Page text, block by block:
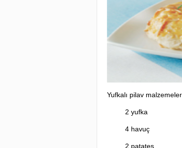
Yufkalı pilav
2 yufka
4 havuç
2 patates